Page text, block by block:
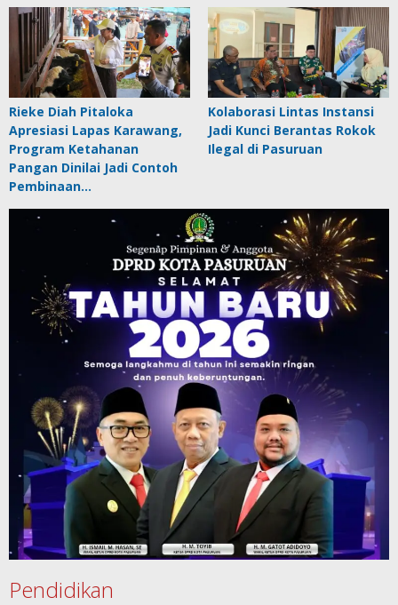
Rieke Diah Pitaloka
Apresiasi Lapas Karawang,
Program Ketahanan
Pangan Dinilai Jadi Contoh
Pembinaan…
Kolaborasi Lintas Instansi
Jadi Kunci Berantas Rokok
Ilegal di Pasuruan
Pendidikan